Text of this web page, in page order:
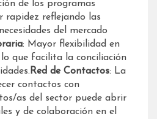
de los programas
rapidez reflejando las
del mercado
: Mayor flexibilidad en
que facilita la conciliación
Red de Contactos: La
contactos con
as del sector puede abrir
y de colaboración en el